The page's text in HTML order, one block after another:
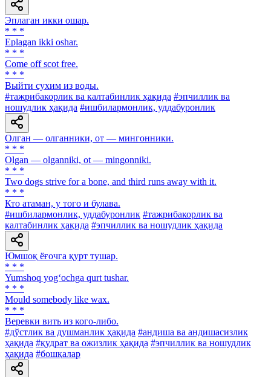
Эплаган икки ошар.
* * *
Eplagan ikki oshar.
* * *
Come off scot free.
* * *
Выйти сухим из воды.
#тажрибакорлик ва калтабинлик ҳақида #эпчиллик ва
ношудлик ҳақида #ишбилармонлик, уддабуронлик
Олган — олганники, от — мингонники.
* * *
Olgan — olganniki, ot — mingonniki.
* * *
Two dogs strive for a bone, and third runs away with it.
* * *
Кто атаман, у того и булава.
#ишбилармонлик, уддабуронлик #тажрибакорлик ва
калтабинлик ҳақида #эпчиллик ва ношудлик ҳақида
Юмшоқ ёғочга қурт тушар.
* * *
Yumshoq yog‘ochga qurt tushar.
* * *
Mould somebody like wax.
* * *
Веревки вить из кого-либо.
#дўстлик ва душманлик ҳақида #андиша ва андишасизлик
ҳақида #қудрат ва ожизлик ҳақида #эпчиллик ва ношудлик
ҳақида #бошқалар